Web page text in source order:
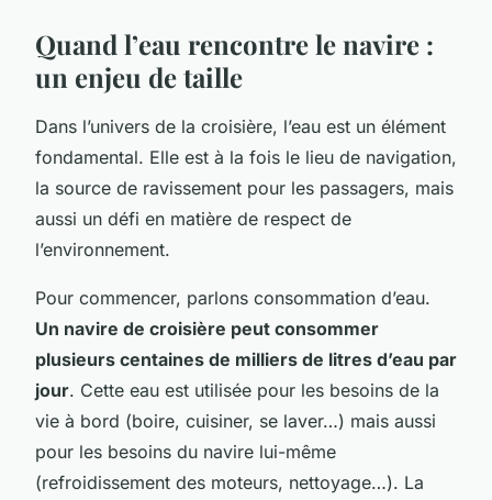
Quand l’eau rencontre le navire :
un enjeu de taille
Dans l’univers de la croisière, l’eau est un élément
fondamental. Elle est à la fois le lieu de navigation,
la source de ravissement pour les passagers, mais
aussi un défi en matière de respect de
l’environnement.
Pour commencer, parlons consommation d’eau.
Un navire de croisière peut consommer
plusieurs centaines de milliers de litres d’eau par
jour. Cette eau est utilisée pour les besoins de la
vie à bord (boire, cuisiner, se laver…) mais aussi
pour les besoins du navire lui-même
(refroidissement des moteurs, nettoyage…). La